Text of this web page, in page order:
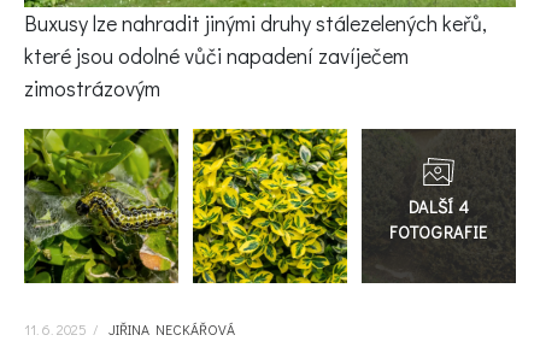
Buxusy lze nahradit jinými druhy stálezelených keřů,
které jsou odolné vůči napadení zavíječem
zimostrázovým
do
galerie
11. 6. 2025 / JIŘINA NECKÁŘOVÁ